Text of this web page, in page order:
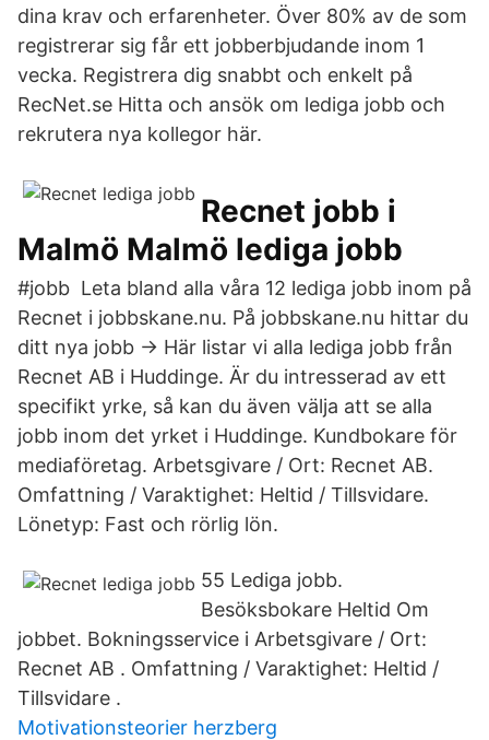
dina krav och erfarenheter. Över 80% av de som
registrerar sig får ett jobberbjudande inom 1
vecka. Registrera dig snabbt och enkelt på
RecNet.se Hitta och ansök om lediga jobb och
rekrutera nya kollegor här.
Recnet jobb i
Malmö Malmö lediga jobb
#jobb Leta bland alla våra 12 lediga jobb inom på
Recnet i jobbskane.nu. På jobbskane.nu hittar du
ditt nya jobb → Här listar vi alla lediga jobb från
Recnet AB i Huddinge. Är du intresserad av ett
specifikt yrke, så kan du även välja att se alla
jobb inom det yrket i Huddinge. Kundbokare för
mediaföretag. Arbetsgivare / Ort: Recnet AB.
Omfattning / Varaktighet: Heltid / Tillsvidare.
Lönetyp: Fast och rörlig lön.
55 Lediga jobb.
Besöksbokare Heltid Om
jobbet. Bokningsservice i Arbetsgivare / Ort:
Recnet AB . Omfattning / Varaktighet: Heltid /
Tillsvidare .
Motivationsteorier herzberg